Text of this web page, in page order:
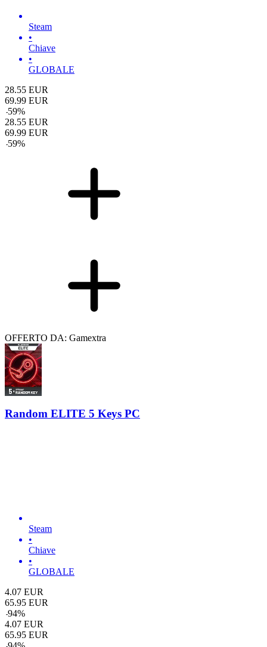
Steam
•
Chiave
•
GLOBALE
28.55 EUR
69.99 EUR
-59%
28.55 EUR
69.99 EUR
-59%
OFFERTO DA: Gamextra
Random ELITE 5 Keys PC
Steam
•
Chiave
•
GLOBALE
4.07 EUR
65.95 EUR
-94%
4.07 EUR
65.95 EUR